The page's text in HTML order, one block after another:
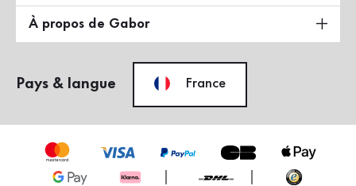
À propos de Gabor
Pays & langue France